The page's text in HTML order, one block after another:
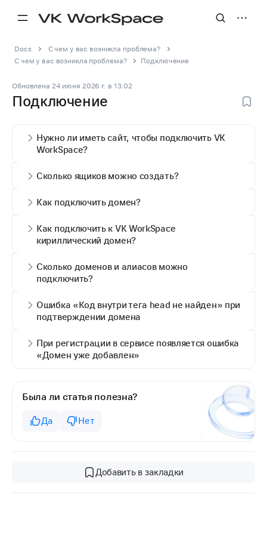
Docs
С чем у вас возникла проблема?
С чем у вас возникла проблема?
Подключение
Обновлена 24 июня 2026 г. в 13:02
Подключение
Нужно ли иметь сайт, чтобы подключить VK
WorkSpace?
Сколько ящиков можно создать?
Как подключить домен?
Как подключить к VK WorkSpace
кириллический домен?
Сколько доменов и алиасов можно
подключить?
Ошибка «Код внутри тега head не найден» при
подтверждении домена
При регистрации в сервисе появляется ошибка
«Домен уже добавлен»
Была ли статья полезна?
Да Нет
Добавить в закладки